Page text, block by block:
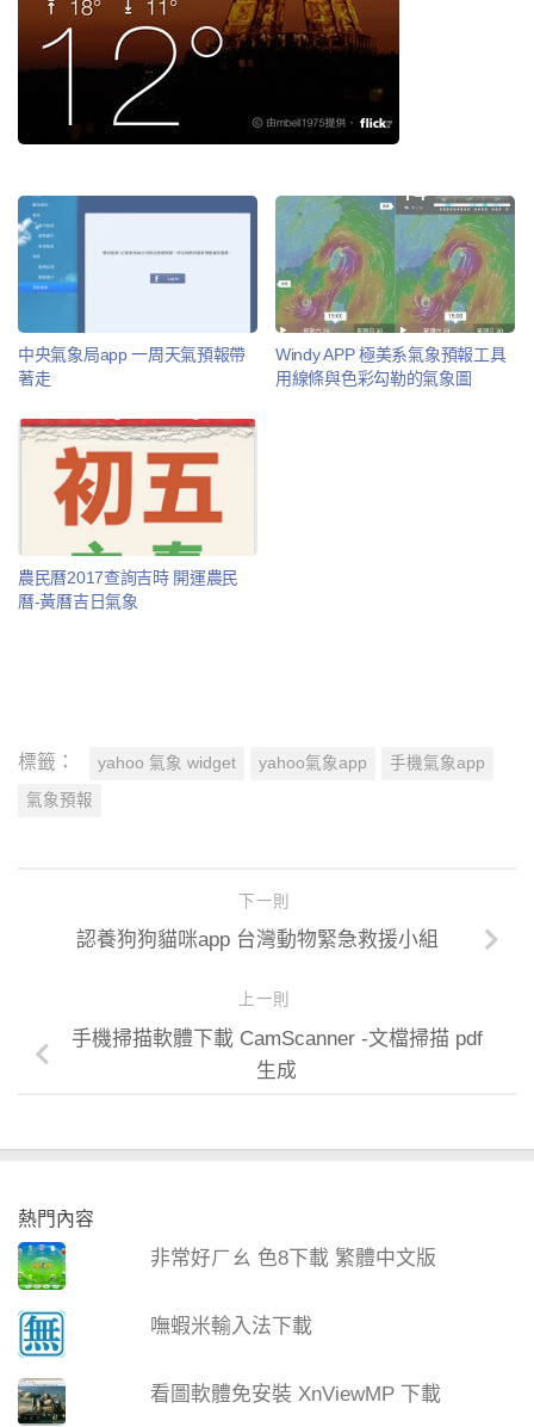
中央氣象局app 一周天氣預報帶
著走
Windy APP 極美系氣象預報工具
用線條與色彩勾勒的氣象圖
農民曆2017查詢吉時 開運農民
曆-黃曆吉日氣象
標籤： yahoo 氣象 widget yahoo氣象app 手機氣象app
氣象預報
下一則
認養狗狗貓咪app 台灣動物緊急救援小組
上一則
手機掃描軟體下載 CamScanner -文檔掃描 pdf
生成
熱門內容
非常好ㄏㄠ 色8下載 繁體中文版
嘸蝦米輸入法下載
看圖軟體免安裝 XnViewMP 下載